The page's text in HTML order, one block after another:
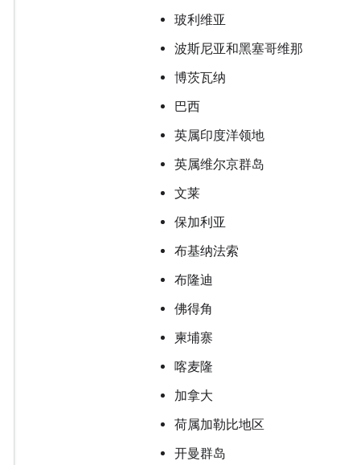
玻利维亚
波斯尼亚和黑塞哥维那
博茨瓦纳
巴西
英属印度洋领地
英属维尔京群岛
文莱
保加利亚
布基纳法索
布隆迪
佛得角
柬埔寨
喀麦隆
加拿大
荷属加勒比地区
开曼群岛